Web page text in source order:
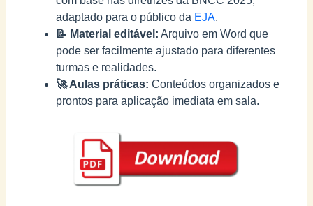
adaptado para o público da EJA.
📝 Material editável: Arquivo em Word que
pode ser facilmente ajustado para diferentes
turmas e realidades.
🚀 Aulas práticas: Conteúdos organizados e
prontos para aplicação imediata em sala.